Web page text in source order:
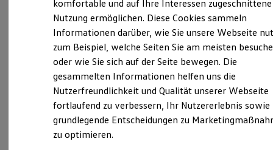
Zertifizierte Gebrauchtwagen
Finanzierung
Für Privatkunden
Für Gewerbekunden
Leasing
Für Privatkunden
Für Gewerbekunden
Versicherungen & Garantien
Garantien
Kfz-Versicherung für Nutzfahrzeuge
Restschuldversicherung
Wartungsverträge
Besitzer & Service
Verantwortlich für die Inhalte auf dieser Seite ist die Autohaus in
Wurzen Zweigniederlassung der Autohaus im Geiseltal GmbH
Impressum & Rechtliches )
Schiemannstraße 2, 04808 Wurzen
Montag-Freitag
komfortable und auf Ihre Interessen zugeschnittene
Nutzung ermöglichen. Diese Cookies sammeln
Informationen darüber, wie Sie unsere Webseite
zum Beispiel, welche Seiten Sie am meisten
oder wie Sie sich auf der Seite bewegen. Die
gesammelten Informationen helfen uns die
Nutzerfreundlichkeit und Qualität unserer Webseite
fortlaufend zu verbessern, Ihr Nutzererlebnis sowie
grundlegende Entscheidungen zu
zu optimieren.